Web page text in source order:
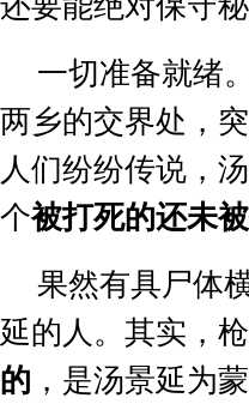
一切准备就绪
两乡的交界处，
人们纷纷传说，
个被打死的还未
果然有具尸体
延的人。其实，
的 ，是汤景延为